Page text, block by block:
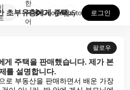
저는 10년 동안 초부유층에게 주택을 판매했습니다. 제...
한
국
어
GooglePlay
AppStore 로그인
팔로우
게 주택을 판매했습니다. 제가 본
를 설명합니다.
로 부동산을 판매하면서 배운 가장